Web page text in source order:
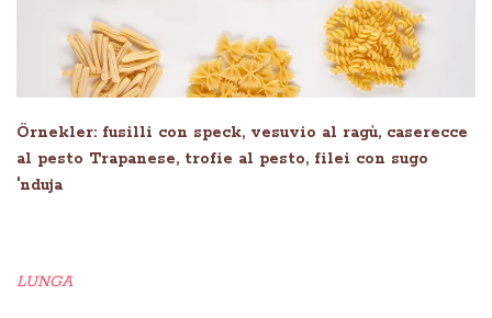
Örnekler: fusilli con speck, vesuvio al ragù, caserecce
al pesto Trapanese, trofie al pesto, filei con sugo
'nduja
LUNGA